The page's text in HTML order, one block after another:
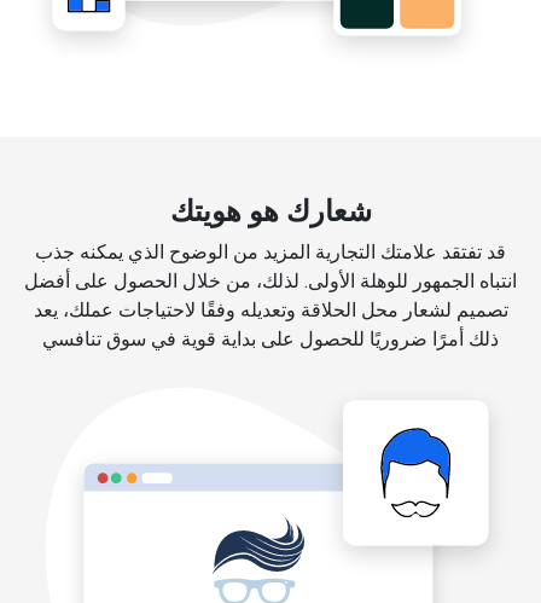
شعارك هو هويتك
قد تفتقد علامتك التجارية المزيد من الوضوح الذي يمكنه جذب
انتباه الجمهور للوهلة الأولى. لذلك، من خلال الحصول على أفضل
تصميم لشعار محل الحلاقة وتعديله وفقًا لاحتياجات عملك، يعد
ذلك أمرًا ضروريًا للحصول على بداية قوية في سوق تنافسي